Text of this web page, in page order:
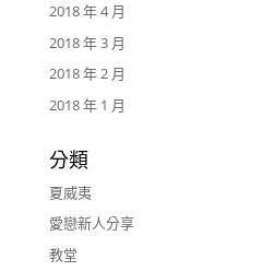
2018 年 4 月
2018 年 3 月
2018 年 2 月
2018 年 1 月
分類
夏威夷
愛戀新人分享
教堂